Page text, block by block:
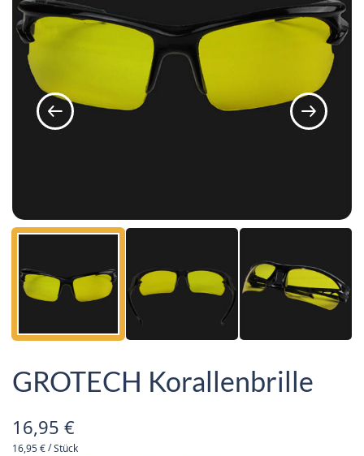
GROTECH Korallenbrille
16,95€
16,95€/Stück